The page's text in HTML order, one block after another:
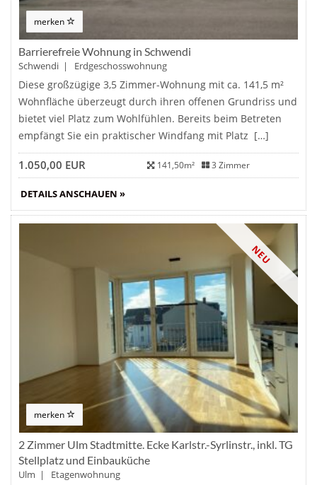
merken
Barrierefreie Wohnung in Schwendi
Schwendi | Erdgeschosswohnung
Diese großzügige 3,5 Zimmer-Wohnung mit ca. 141,5 m²
Wohnfläche überzeugt durch ihren offenen Grundriss und
bietet viel Platz zum Wohlfühlen. Bereits beim Betreten
empfängt Sie ein praktischer Windfang mit Platz […]
1.050,00 EUR 141,50m² 3 Zimmer
DETAILS ANSCHAUEN »
NEU
merken
2 Zimmer Ulm Stadtmitte. Ecke Karlstr.-Syrlinstr., inkl. TG
Stellplatz und Einbauküche
Ulm | Etagenwohnung